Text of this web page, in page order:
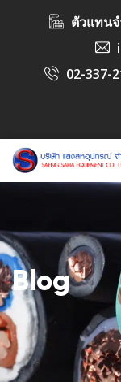
ตัวแทน
02-337-
Blog